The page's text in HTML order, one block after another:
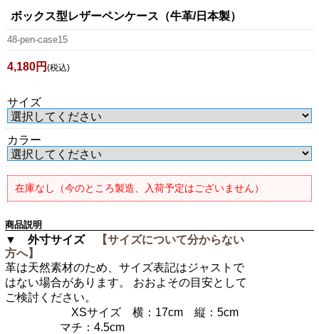
ボックス型レザーペンケース（牛革/日本製）
48-pen-case15
4,180円 (税込)
サイズ
カラー
在庫なし（今のところ製造、入荷予定はございません）
商品説明
▼ 外寸サイズ
【サイズについて分からない
方へ】
革は天然素材のため、サイズ表記はジャストで
はない場合があります。 おおよその目安として
ご検討ください。
XSサイズ 横：17cm 縦：5cm
マチ：4.5cm